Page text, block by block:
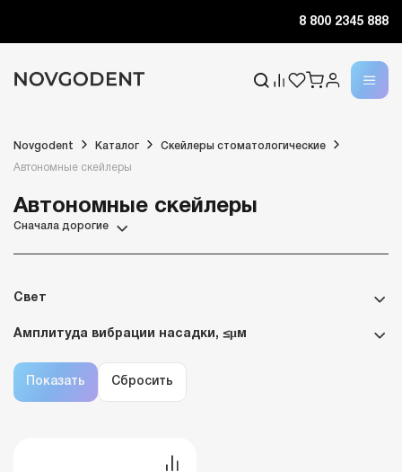
8 800 2345 888
Novgodent Каталог Скейлеры стоматологические
Автономные скейлеры
Автономные скейлеры
Сначала дорогие
Свет
Амплитуда вибрации насадки, ≤μм